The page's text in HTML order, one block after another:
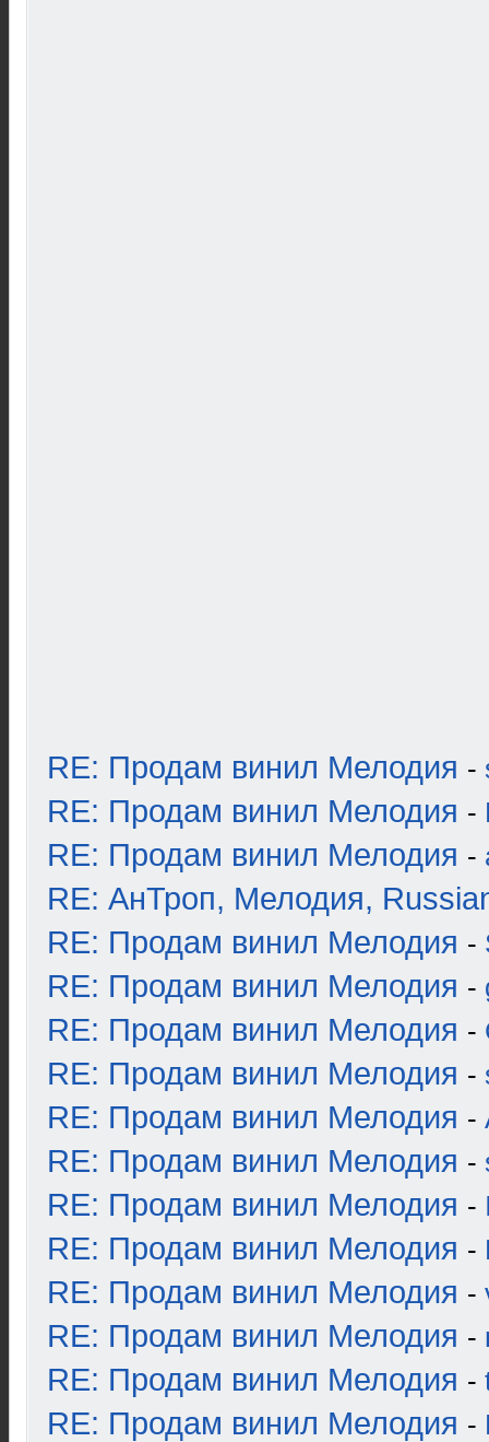
RE: Продам винил Мелодия -
RE: Продам винил Мелодия -
RE: Продам винил Мелодия -
RE: АнТроп, Мелодия,
RE: Продам винил Мелодия -
RE: Продам винил Мелодия -
RE: Продам винил Мелодия -
RE: Продам винил Мелодия -
RE: Продам винил Мелодия -
RE: Продам винил Мелодия -
RE: Продам винил Мелодия -
RE: Продам винил Мелодия -
RE: Продам винил Мелодия -
RE: Продам винил Мелодия -
RE: Продам винил Мелодия -
RE: Продам винил Мелодия -